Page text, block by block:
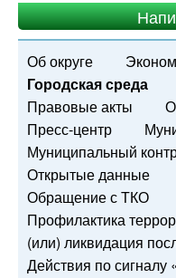
Об округе
Городская среда
Правовые акты
Пресс-центр
Муниципальный
Открытые данные
Обращение с ТКО
Профилактика
(или) ликвидация
Действия по